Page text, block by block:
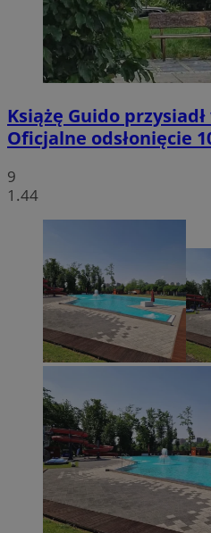
Książę Guido
Oficjalne odsłonięcie
9
1.44